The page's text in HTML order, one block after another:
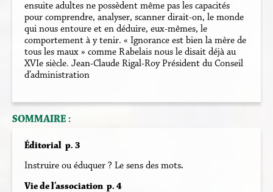
ensuite adultes ne possèdent même pas les capacités
pour comprendre, analyser, scanner dirait-on, le monde
qui nous entoure et en déduire, eux-mêmes, le
comportement à y tenir. « Ignorance est bien la mère de
tous les maux » comme Rabelais nous le disait déjà au
XVIe siècle. Jean-Claude Rigal-Roy Président du Conseil
d’administration
SOMMAIRE :
Éditorial p. 3
Instruire ou éduquer ? Le sens des mots.
Vie de l’association p. 4